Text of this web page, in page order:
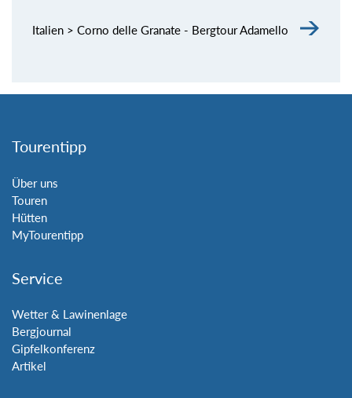
Italien > Corno delle Granate - Bergtour Adamello
Tourentipp
Über uns
Touren
Hütten
MyTourentipp
Service
Wetter & Lawinenlage
Bergjournal
Gipfelkonferenz
Artikel